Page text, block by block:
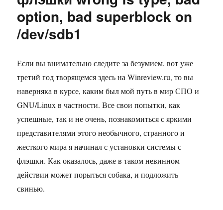
разделов
из
Preview
option, bad superblock on
/dev/sdb1
Если вы внимательно следите за безумием, вот уже
третий год творящемся здесь на Winreview.ru, то вы
наверняка в курсе, каким был мой путь в мир СПО и
GNU/Linux в частности. Все свои попытки, как
успешные, так и не очень, познакомиться с яркими
представителями этого необычного, странного и
жесткого мира я начинал с установки системы с
флэшки. Как оказалось, даже в таком невинном
действии может порыться собака, и подложить
свинью.